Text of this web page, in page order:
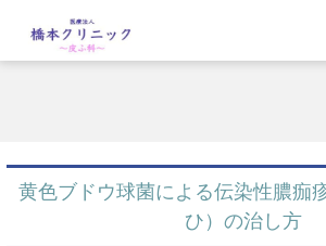
黄色ブドウ球菌による伝染性膿痂
ひ）の治し方